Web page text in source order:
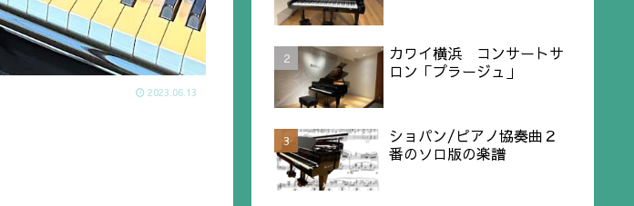
2023.06.13
カワイ横浜 コンサートサ
ロン「プラージュ」
ショパン/ピアノ協奏曲２
番のソロ版の楽譜